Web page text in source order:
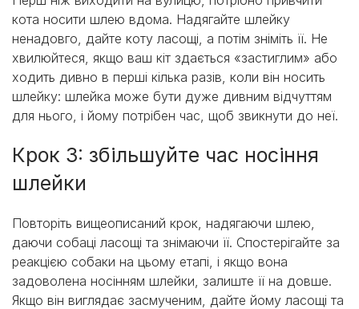
кота носити шлею вдома. Надягайте шлейку
ненадовго, дайте коту ласощі, а потім зніміть її. Не
хвилюйтеся, якщо ваш кіт здається «застиглим» або
ходить дивно в перші кілька разів, коли він носить
шлейку: шлейка може бути дуже дивним відчуттям
для нього, і йому потрібен час, щоб звикнути до неї.
Крок 3: збільшуйте час носіння
шлейки
Повторіть вищеописаний крок, надягаючи шлею,
даючи собаці ласощі та знімаючи її. Спостерігайте за
реакцією собаки на цьому етапі, і якщо вона
задоволена носінням шлейки, залиште її на довше.
Якщо він виглядає засмученим, дайте йому ласощі та